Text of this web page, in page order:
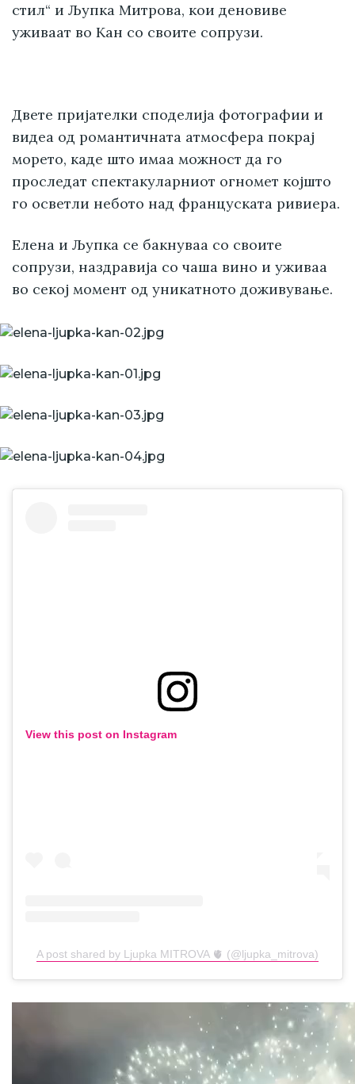
стил“ и Љупка Митрова, кои деновиве
уживаат во Кан со своите сопрузи.
Двете пријателки споделија фотографии и
видеа од романтичната атмосфера покрај
морето, каде што имаа можност да го
проследат спектакуларниот огномет којшто
го осветли небото над француската ривиера.
Елена и Љупка се бакнуваа со своите
сопрузи, наздравија со чаша вино и уживаа
во секој момент од уникатното доживување.
View this post on Instagram
A post shared by Ljupka MITROVA 🫀 (@ljupka_mitrova)